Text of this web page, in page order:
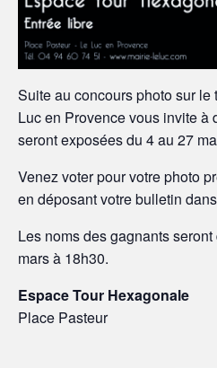
Suite au concours photo sur
Luc en Provence vous invite
seront exposées du 4 au 27
Venez voter pour votre photo
en déposant votre bulletin
Les noms des gagnants
mars à 18h30.
Espace Tour Hexagonale
Place Pasteur